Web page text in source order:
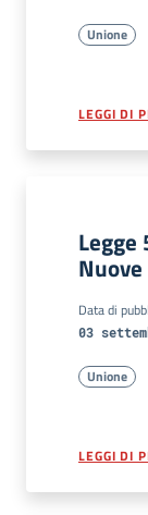
Unione
LEGGI DI
Data di
03
Unione
LEGGI DI